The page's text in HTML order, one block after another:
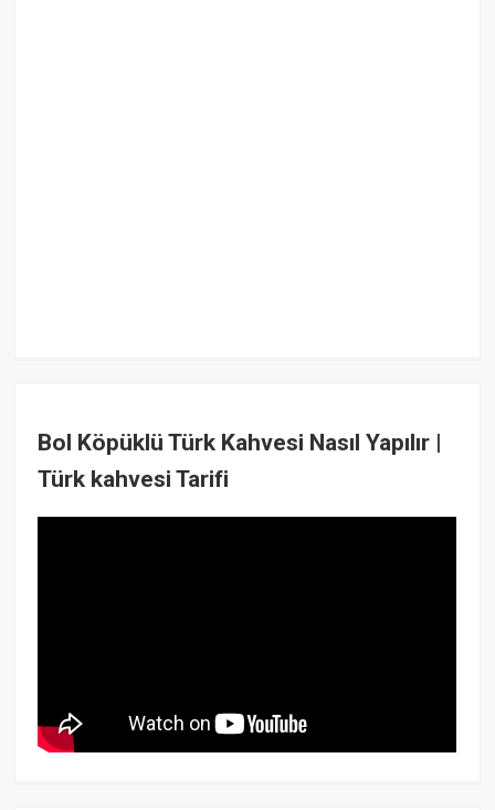
Bol Köpüklü Türk Kahvesi Nasıl Yapılır |
Türk kahvesi Tarifi